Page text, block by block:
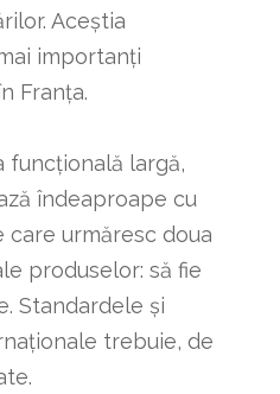
Aceștia
importanți
Franța.
funcțională largă,
îndeaproape cu
urmăresc doua
produselor: să fie
Standardele și
trebuie, de